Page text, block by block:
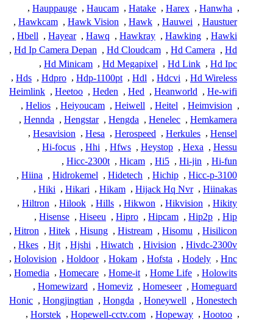
,
Hanwha
,
Harex
,
Hatake
,
Haucam
,
Hauppauge
,
Haustuer
,
Hauwei
,
Hawk
,
Hawk Vision
,
Hawkcam
,
Hawki
,
Hawking
,
Hawkray
,
Hawq
,
Hayear
,
Hbell
,
Hd
,
Hd Camera
,
Hd Cloudcam
,
Hd Ip Camera Depan
,
Hd Ipc
,
Hd Link
,
Hd Megapixel
,
Hd Minicam
,
Hd Wireless
,
Hdcvi
,
Hdl
,
Hdp-1100pt
,
Hdpro
,
Hds
,
He-wifi
,
Heanworld
,
Hed
,
Heden
,
Heetoo
,
Heimlink
,
Heimvision
,
Heitel
,
Heiwell
,
Heiyoucam
,
Helios
,
Hemkamera
,
Henelec
,
Hengda
,
Hengstar
,
Hennda
,
Hensel
,
Herkules
,
Herospeed
,
Hesa
,
Hesavision
,
Hessu
,
Hexa
,
Heystop
,
Hfws
,
Hhi
,
Hi-focus
,
Hi-fun
,
Hi-jin
,
Hi5
,
Hicam
,
Hicc-2300t
,
Hicc-p-3100
,
Hichip
,
Hidetech
,
Hidrokemel
,
Hiina
,
Hiinakas
,
Hijack Hq Nvr
,
Hikam
,
Hikari
,
Hiki
,
Hikity
,
Hikvision
,
Hikwon
,
Hills
,
Hilook
,
Hiltron
,
Hip
,
Hip2p
,
Hipcam
,
Hipro
,
Hiseeu
,
Hisense
,
Hisilicon
,
Hisomu
,
Histream
,
Hisung
,
Hitek
,
Hitron
,
Hivdc-2300v
,
Hivision
,
Hiwatch
,
Hjshi
,
Hjt
,
Hkes
,
Hnc
,
Hodely
,
Hofsta
,
Hokam
,
Holdoor
,
Holovision
,
Holowits
,
Home Life
,
Home-it
,
Homecare
,
Homedia
,
Homeguard
,
Homeseer
,
Homeviz
,
Homewizard
,
Honestech
,
Honeywell
,
Hongda
,
Hongjingtian
,
Honic
,
Hootoo
,
Hopeway
,
Hopewell-cctv.com
,
Horstek
,